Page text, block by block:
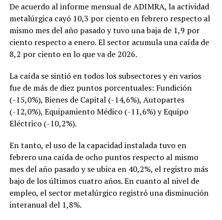
De acuerdo al informe mensual de ADIMRA, la actividad
metalúrgica cayó 10,3 por ciento en febrero respecto al
mismo mes del año pasado y tuvo una baja de 1,9 por
ciento respecto a enero. El sector acumula una caída de
8,2 por ciento en lo que va de 2026.
La caída se sintió en todos los subsectores y en varios
fue de más de diez puntos porcentuales: Fundición
(-15,0%), Bienes de Capital (-14,6%), Autopartes
(-12,0%), Equipamiento Médico (-11,6%) y Equipo
Eléctrico (-10,2%).
En tanto, el uso de la capacidad instalada tuvo en
febrero una caída de ocho puntos respecto al mismo
mes del año pasado y se ubica en 40,2%, el registro más
bajo de los últimos cuatro años. En cuanto al nivel de
empleo, el sector metalúrgico registró una disminución
interanual del 1,8%.